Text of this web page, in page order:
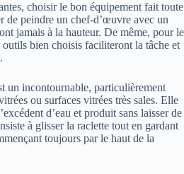
choisir le bon équipement fait toute
de peindre un chef-d’œuvre avec un
jamais à la hauteur. De même, pour le
bien choisis faciliteront la tâche et
un incontournable, particulièrement
ou surfaces vitrées très sales. Elle
d’eau et produit sans laisser de
à glisser la raclette tout en gardant
toujours par le haut de la